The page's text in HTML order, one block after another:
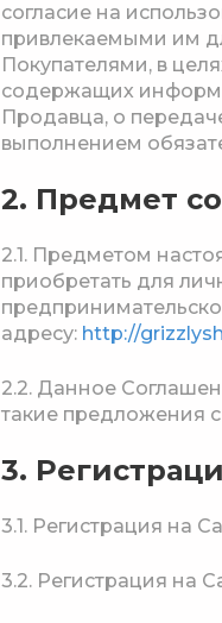
согласие на
привлекаемыми им
Покупателями, в
содержащих
Продавца, о
выполнением
2. Предмет
2.1. Предметом
приобретать для
адресу: http://
2.2. Данное
такие предложения
3.
3.1. Регистрация на
3.2. Регистрация на